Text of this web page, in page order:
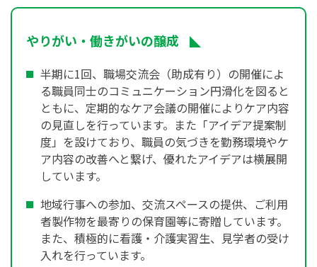
やりがい・働きがいの醸成
半期に1回、職場交流会（助成有り）の開催によ
る職員同士のコミュニケーション円滑化を図ると
ともに、定期的なケア会議の開催によりケア内容
の見直しを行っています。また「アイデア提案制
度」を設けており、職員の気づきを勤務環境やケ
ア内容の改善へと繋げ、優れたアイデアは横展開
しています。
地域行事への参加、交流スペースの提供、ご利用
者製作物を最寄りの保育園等に寄贈しています。
また、積極的に看護・介護実習生、見学者の受け
入れを行っています。